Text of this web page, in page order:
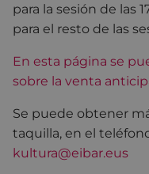
para la sesión de las
para el resto de las
En esta página se
sobre la venta
Se puede obtener
taquilla, en el
kultura@eibar.eus